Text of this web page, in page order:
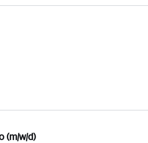
(m/w/d)